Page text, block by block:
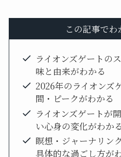
この記事でわ
ライオンズゲートの
味と由来がわかる
2026年のライオンズ
間・ピークがわかる
ライオンズゲートが
い心身の変化がわかる
瞑想・ジャーナリン
具体的な過ごし方が